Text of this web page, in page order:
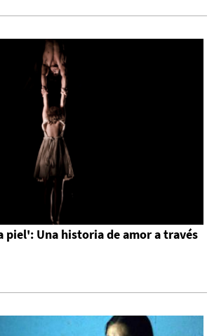
piel': Una historia de amor a través